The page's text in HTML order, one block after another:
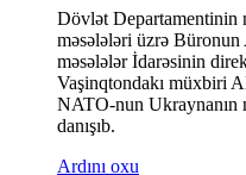
Dövlət Departamentinin
məsələləri üzrə
məsələlər İdarəsinin
Vaşinqtondakı müxbiri
NATO-nun Ukraynanın
danışıb.
Ardını oxu